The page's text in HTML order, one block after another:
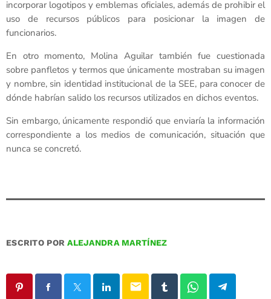
incorporar logotipos y emblemas oficiales, además de prohibir el
uso de recursos públicos para posicionar la imagen de
funcionarios.
En otro momento, Molina Aguilar también fue cuestionada
sobre panfletos y termos que únicamente mostraban su imagen
y nombre, sin identidad institucional de la SEE, para conocer de
dónde habrían salido los recursos utilizados en dichos eventos.
Sin embargo, únicamente respondió que enviaría la información
correspondiente a los medios de comunicación, situación que
nunca se concretó.
ESCRITO PORALEJANDRA MARTÍNEZ
email